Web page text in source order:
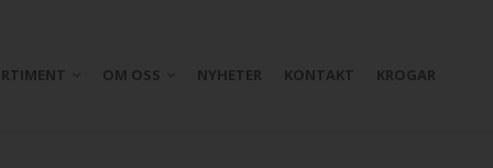
OM OSS NYHETER KONTAKT KROGAR